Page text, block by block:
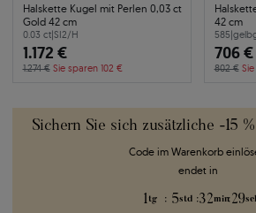
Sichern Sie sich zusätzliche -15
Code im Warenkorb
endet in
1 tg : 5std :32min:29
Halskette Kugel mit Perlen 0,03 ct
Gold 42 cm
0.03 ct|SI2/H
1.172 €
1.274 € Sie sparen 102 €
42 cm
585|
706 €
802 €